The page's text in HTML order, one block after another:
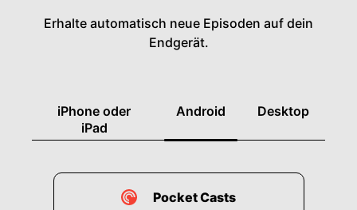
Erhalte automatisch neue Episoden auf dein
Endgerät.
iPhone oder
iPad
Android Desktop
Pocket Casts